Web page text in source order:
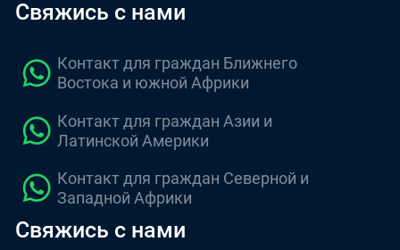
гостиницу/общежитие;
организация начала обучения в
университете;
сопровождение студента весь
период обучения в университете
повышение уровня подготовки по
дисциплинам (химия, биология,
др.) для продолжения учебы в
университете по избранной
программе.
Обучение на подготовительном
факультете осуществляется по 4
стоимости пакета услуг, который
себя: регистрационный взнос,
стоимость оформления визы,
образовательных и иных документов
на русский язык, стоимость
международных авиабилетов,
трансфер (в группе или
индивидуально) от Москвы/Санкт-
Свяжись с нами
Контакт для граждан Ближнего
Востока и южной Африки
Контакт для граждан Азии и
Латинской Америки
Контакт для граждан Северной и
Западной Африки
Свяжись с нами